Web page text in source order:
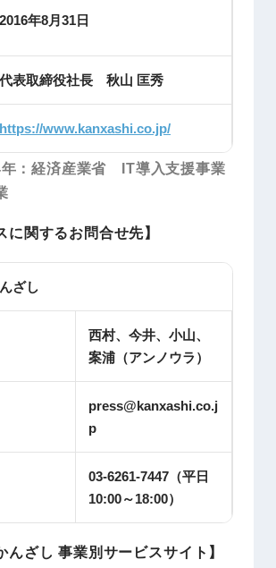
2016年8月31日
代表取締役社長 秋山 匡秀
https://www.kanxashi.co.jp/
：経済産業省 IT導入支援事業
に関するお問合せ先】
ざし
西村、今井、小山、
案浦（アンノウラ）
press@kanxashi.co.j
p
03-6261-7447（平日
10:00～18:00）
んざし 事業別サービスサイト】